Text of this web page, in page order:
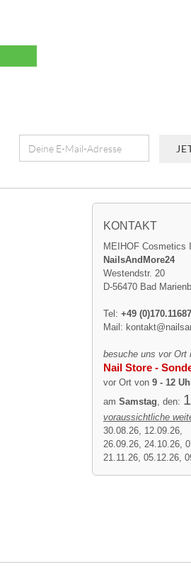
KONTAKT
MEIHOF Cosmetics
NailsAndMore24
Westendstr. 20
D-56470 Bad
Tel: +49
Mail:
besuche uns vor Ort
Nail Store -
vor Ort von 9 - 12
am Samstag, den:
voraussichtliche
30.08.26, 12.09.26,
26.09.26, 24.10.26,
21.11.26, 05.12.26,